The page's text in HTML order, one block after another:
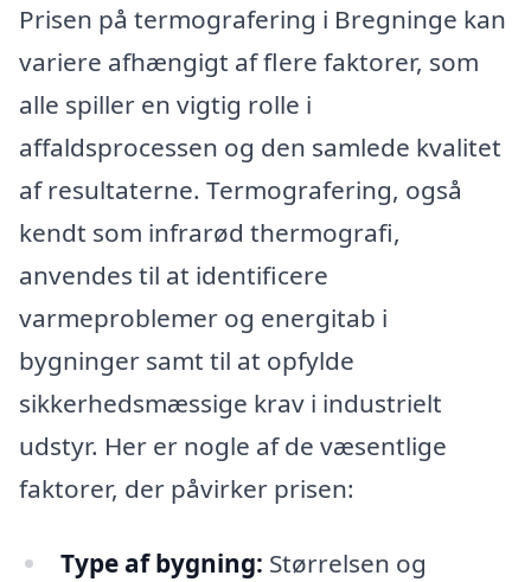
Prisen på termografering i Bregninge kan
variere afhængigt af flere faktorer, som
alle spiller en vigtig rolle i
affaldsprocessen og den samlede kvalitet
af resultaterne. Termografering, også
kendt som infrarød thermografi,
anvendes til at identificere
varmeproblemer og energitab i
bygninger samt til at opfylde
sikkerhedsmæssige krav i industrielt
udstyr. Her er nogle af de væsentlige
faktorer, der påvirker prisen:
Type af bygning: Størrelsen og